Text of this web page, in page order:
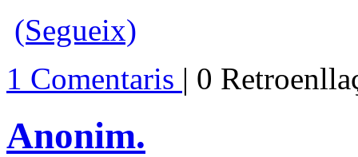
(Segueix)
1 Comentaris | 0
Anonim.